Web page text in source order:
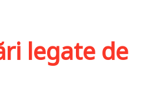
legate de